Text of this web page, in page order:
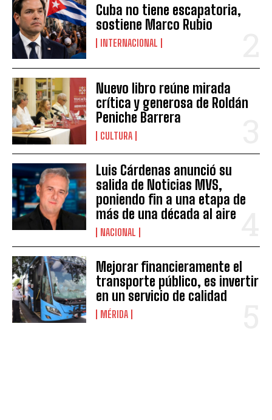
Cuba no tiene escapatoria,
sostiene Marco Rubio
INTERNACIONAL
Nuevo libro reúne mirada
crítica y generosa de Roldán
Peniche Barrera
CULTURA
Luis Cárdenas anunció su
salida de Noticias MVS,
poniendo fin a una etapa de
más de una década al aire
NACIONAL
Mejorar financieramente el
transporte público, es invertir
en un servicio de calidad
MÉRIDA